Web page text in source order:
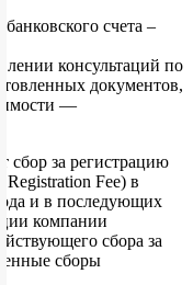
счета –
консультаций по
документов,
—
сбор за регистрацию
Registration Fee) в
и в последующих
компании
сбора за
сборы